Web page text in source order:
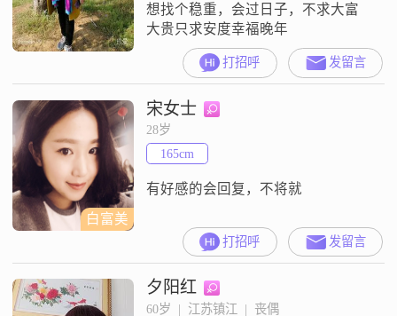
想找个稳重，会过日子，不求大富
大贵只求安度幸福晚年
打招呼 发留言
白富美
宋女士
28岁
165cm
有好感的会回复，不将就
打招呼 发留言
夕阳红
60岁  |  江苏镇江  |  丧偶